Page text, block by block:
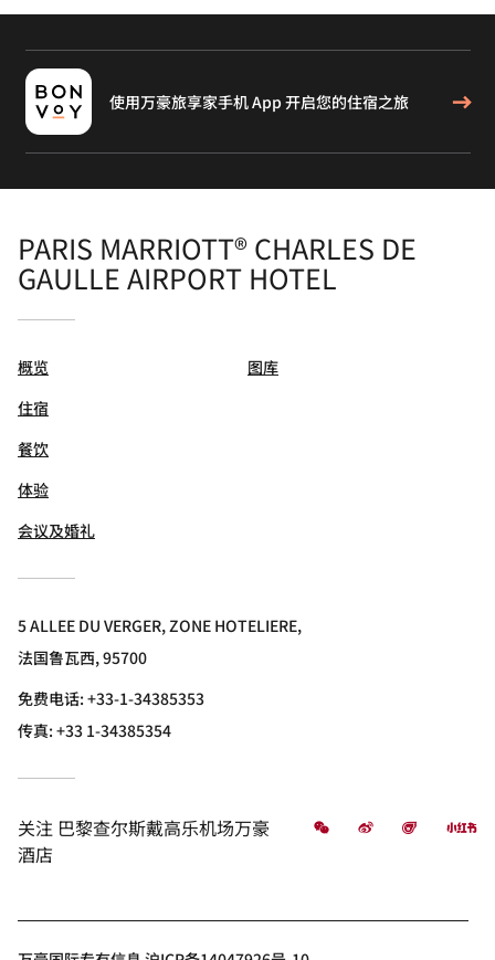
使用万豪旅享家手机 App 开启您的住宿之旅
PARIS MARRIOTT® CHARLES DE
GAULLE AIRPORT HOTEL
概览
住宿
餐饮
体验
会议及婚礼
图库
5 ALLEE DU VERGER, ZONE HOTELIERE,
法国鲁瓦西, 95700
免费电话:+33-1-34385353
传真:+33 1-34385354
关注 巴黎查尔斯戴高乐机场万豪
酒店
微信 微博 飞猪